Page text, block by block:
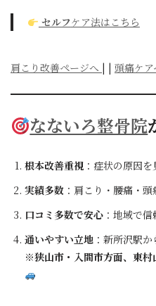
セルフケア法はこちら
肩こり改善ページへ | | 頭痛ケア
なないろ整骨院
根本改善重視 ：症状の原因
実績多数 ：肩こり・腰痛・
口コミ多数で安心 ：地域で
通いやすい立地 ：新所沢駅
※狭山市・入間市方面、東村